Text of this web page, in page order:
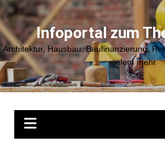
Zum
Inhalt
springenInfoportal zum
Architektur, Hausbau, Baufinanzierung,
vielem mehr